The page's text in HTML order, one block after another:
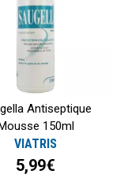
Antiseptique
150ml
VIATRIS
5,99€